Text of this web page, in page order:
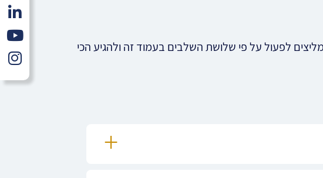
לפעול על פי שלושת השלבים בעמוד זה ולהגיע הכי